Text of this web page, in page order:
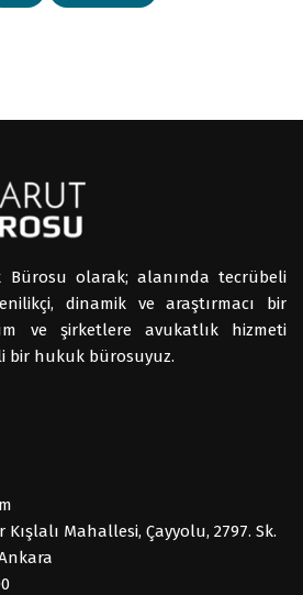
olarak; alanında tecrübeli
dinamik ve araştırmacı bir
ve şirketlere avukatlık hizmeti
bir hukuk bürosuyuz.
Mahallesi, Çayyolu, 2797. Sk.